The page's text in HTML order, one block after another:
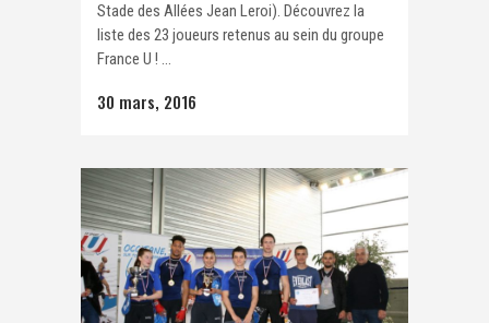
Stade des Allées Jean Leroi). Découvrez la
liste des 23 joueurs retenus au sein du groupe
France U ! ...
30 mars, 2016